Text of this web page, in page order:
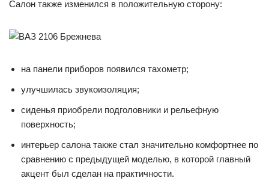
Салон также изменился в положительную сторону:
на панели приборов появился тахометр;
улучшилась звукоизоляция;
сиденья приобрели подголовники и рельефную
поверхность;
интерьер салона также стал значительно комфортнее по
сравнению с предыдущей моделью, в которой главный
акцент был сделан на практичности.